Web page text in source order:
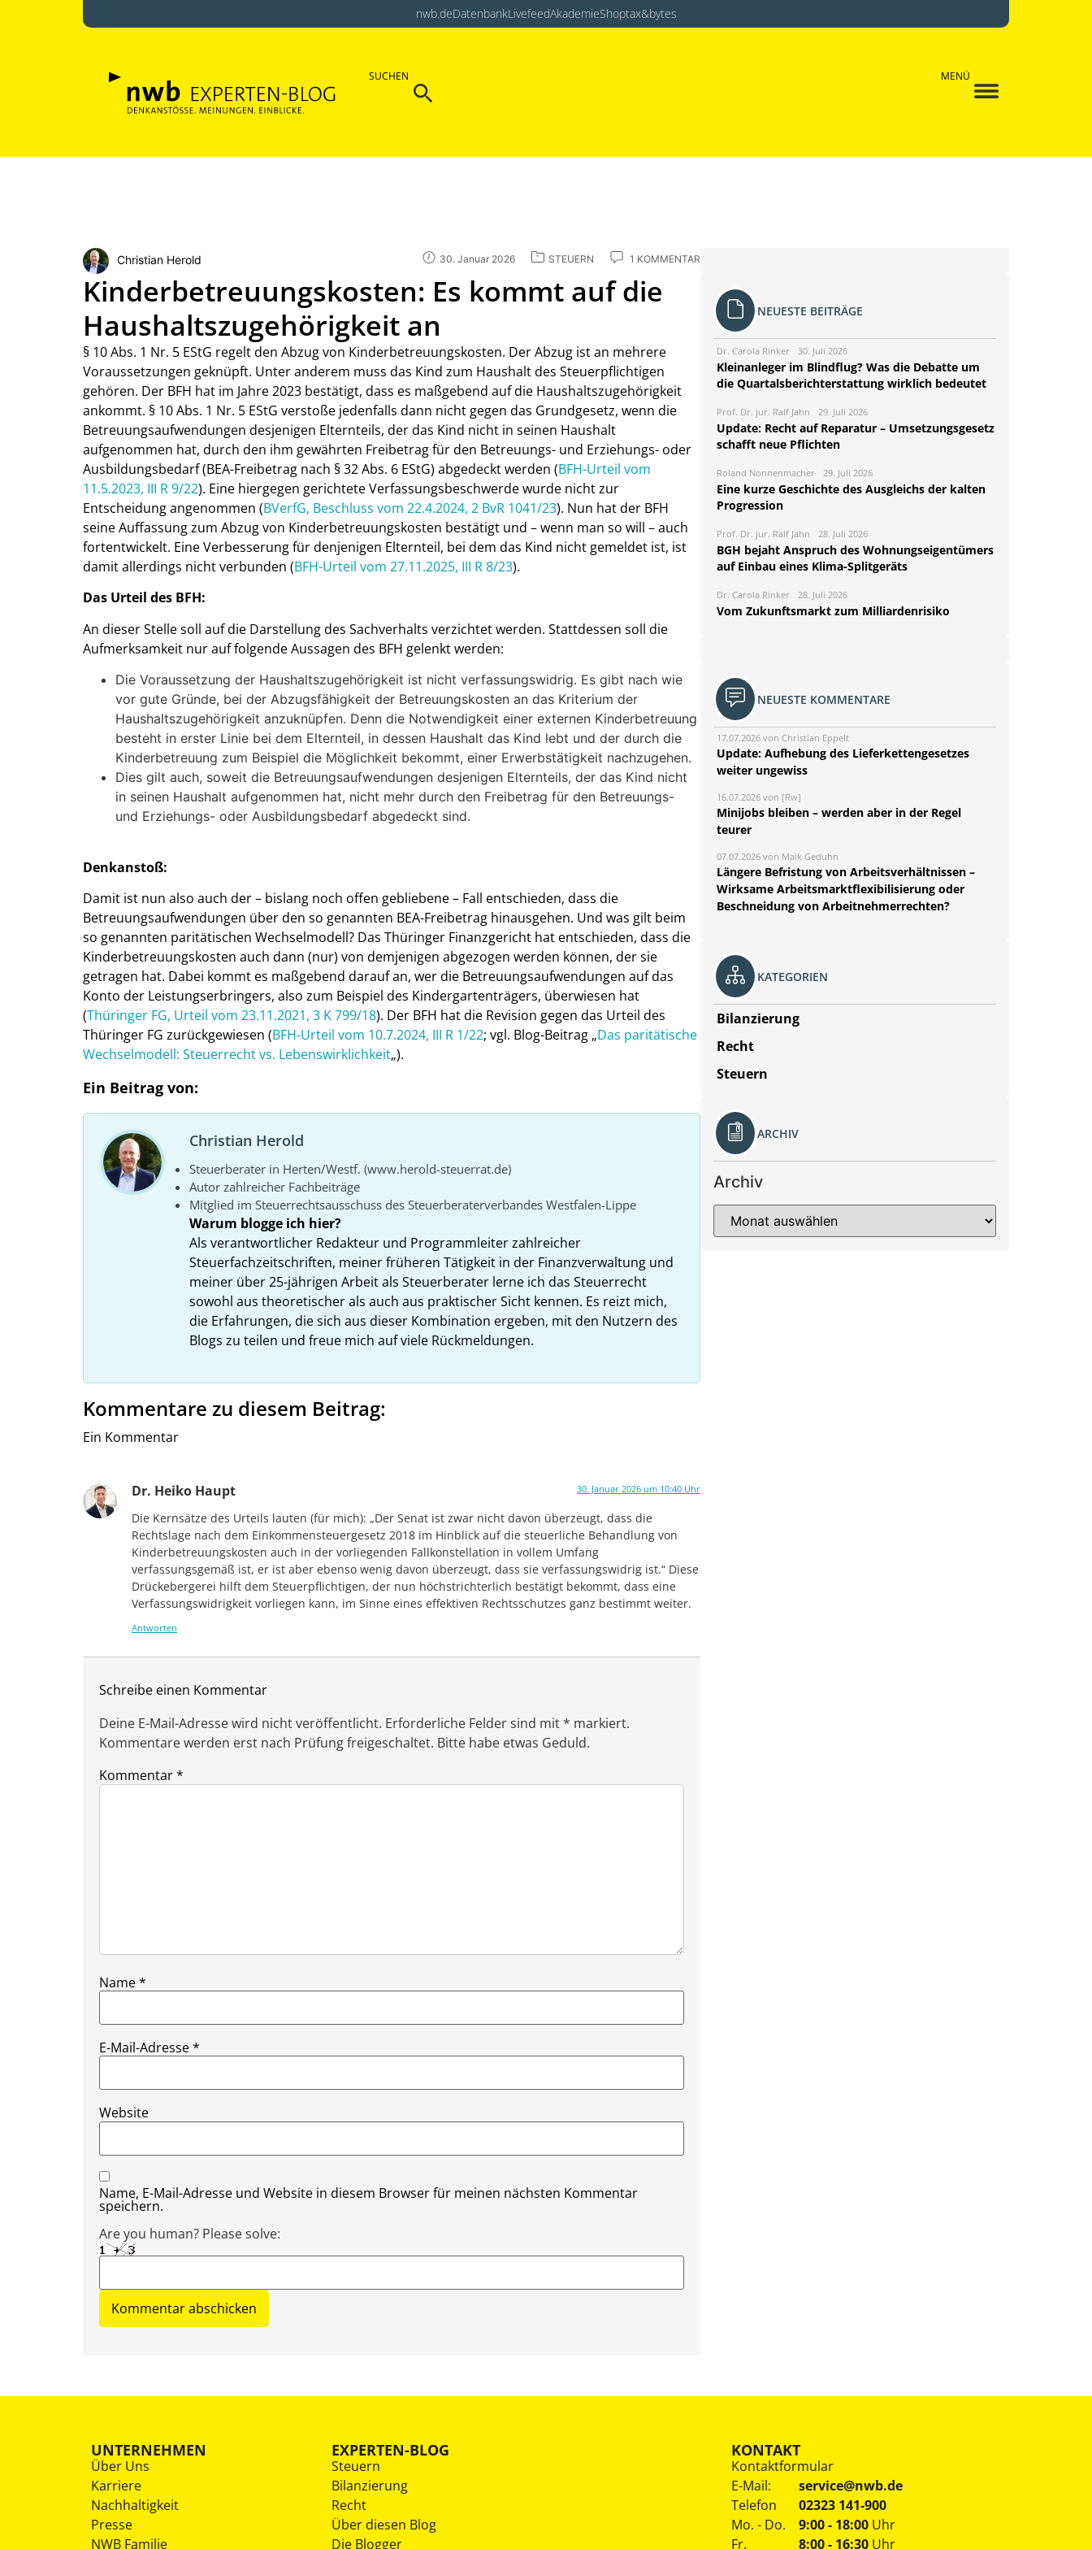
nwb.deDatenbankLivefeedAkademieShoptax&bytes
SUCHEN
Search
MENÜ
Christian Herold 30. Januar 2026 STEUERN 1 KOMMENTAR
Kinderbetreuungskosten: Es kommt auf die
Haushaltszugehörigkeit an
§ 10 Abs. 1 Nr. 5 EStG regelt den Abzug von Kinderbetreuungskosten. Der Abzug ist an mehrere
Voraussetzungen geknüpft. Unter anderem muss das Kind zum Haushalt des Steuerpflichtigen
gehören. Der BFH hat im Jahre 2023 bestätigt, dass es maßgebend auf die Haushaltszugehörigkeit
ankommt. § 10 Abs. 1 Nr. 5 EStG verstoße jedenfalls dann nicht gegen das Grundgesetz, wenn die
Betreuungsaufwendungen desjenigen Elternteils, der das Kind nicht in seinen Haushalt
aufgenommen hat, durch den ihm gewährten Freibetrag für den Betreuungs- und Erziehungs- oder
Ausbildungsbedarf (BEA-Freibetrag nach § 32 Abs. 6 EStG) abgedeckt werden (BFH-Urteil vom
11.5.2023, III R 9/22). Eine hiergegen gerichtete Verfassungsbeschwerde wurde nicht zur
Entscheidung angenommen (BVerfG, Beschluss vom 22.4.2024, 2 BvR 1041/23). Nun hat der BFH
seine Auffassung zum Abzug von Kinderbetreuungskosten bestätigt und – wenn man so will – auch
fortentwickelt. Eine Verbesserung für denjenigen Elternteil, bei dem das Kind nicht gemeldet ist, ist
damit allerdings nicht verbunden (BFH-Urteil vom 27.11.2025, III R 8/23).
Das Urteil des BFH:
An dieser Stelle soll auf die Darstellung des Sachverhalts verzichtet werden. Stattdessen soll die
Aufmerksamkeit nur auf folgende Aussagen des BFH gelenkt werden:
Die Voraussetzung der Haushaltszugehörigkeit ist nicht verfassungswidrig. Es gibt nach wie
vor gute Gründe, bei der Abzugsfähigkeit der Betreuungskosten an das Kriterium der
Haushaltszugehörigkeit anzuknüpfen. Denn die Notwendigkeit einer externen Kinderbetreuung
besteht in erster Linie bei dem Elternteil, in dessen Haushalt das Kind lebt und der durch die
Kinderbetreuung zum Beispiel die Möglichkeit bekommt, einer Erwerbstätigkeit nachzugehen.
Dies gilt auch, soweit die Betreuungsaufwendungen desjenigen Elternteils, der das Kind nicht
in seinen Haushalt aufgenommen hat, nicht mehr durch den Freibetrag für den Betreuungs-
und Erziehungs- oder Ausbildungsbedarf abgedeckt sind.
Denkanstoß:
Damit ist nun also auch der – bislang noch offen gebliebene – Fall entschieden, dass die
Betreuungsaufwendungen über den so genannten BEA-Freibetrag hinausgehen. Und was gilt beim
so genannten paritätischen Wechselmodell? Das Thüringer Finanzgericht hat entschieden, dass die
Kinderbetreuungskosten auch dann (nur) von demjenigen abgezogen werden können, der sie
getragen hat. Dabei kommt es maßgebend darauf an, wer die Betreuungsaufwendungen auf das
Konto der Leistungserbringers, also zum Beispiel des Kindergartenträgers, überwiesen hat
(Thüringer FG, Urteil vom 23.11.2021, 3 K 799/18). Der BFH hat die Revision gegen das Urteil des
Thüringer FG zurückgewiesen (BFH-Urteil vom 10.7.2024, III R 1/22; vgl. Blog-Beitrag „Das paritätische
Wechselmodell: Steuerrecht vs. Lebenswirklichkeit„).
Ein Beitrag von:
Christian Herold
Steuerberater in Herten/Westf. (www.herold-steuerrat.de)
Autor zahlreicher Fachbeiträge
Mitglied im Steuerrechtsausschuss des Steuerberaterverbandes Westfalen-Lippe
Warum blogge ich hier?
Als verantwortlicher Redakteur und Programmleiter zahlreicher
Steuerfachzeitschriften, meiner früheren Tätigkeit in der Finanzverwaltung und
meiner über 25-jährigen Arbeit als Steuerberater lerne ich das Steuerrecht
sowohl aus theoretischer als auch aus praktischer Sicht kennen. Es reizt mich,
die Erfahrungen, die sich aus dieser Kombination ergeben, mit den Nutzern des
Blogs zu teilen und freue mich auf viele Rückmeldungen.
Kommentare zu diesem Beitrag:
Ein Kommentar
Dr. Heiko Haupt 30. Januar 2026 um 10:40 Uhr
Die Kernsätze des Urteils lauten (für mich): „Der Senat ist zwar nicht davon überzeugt, dass die
Rechtslage nach dem Einkommensteuergesetz 2018 im Hinblick auf die steuerliche Behandlung von
Kinderbetreuungskosten auch in der vorliegenden Fallkonstellation in vollem Umfang
verfassungsgemäß ist, er ist aber ebenso wenig davon überzeugt, dass sie verfassungswidrig ist.“ Diese
Drückebergerei hilft dem Steuerpflichtigen, der nun höchstrichterlich bestätigt bekommt, dass eine
Verfassungswidrigkeit vorliegen kann, im Sinne eines effektiven Rechtsschutzes ganz bestimmt weiter.
Antworten
Schreibe einen Kommentar
Deine E-Mail-Adresse wird nicht veröffentlicht. Erforderliche Felder sind mit * markiert.
Kommentare werden erst nach Prüfung freigeschaltet. Bitte habe etwas Geduld.
Kommentar*
Name*
E-Mail-Adresse*
Website
Name, E-Mail-Adresse und Website in diesem Browser für meinen nächsten Kommentar
speichern.
Are you human? Please solve:
NEUESTE BEITRÄGE
Dr. Carola Rinker 30. Juli 2026
Kleinanleger im Blindflug? Was die Debatte um
die Quartalsberichterstattung wirklich bedeutet
Prof. Dr. jur. Ralf Jahn 29. Juli 2026
Update: Recht auf Reparatur – Umsetzungsgesetz
schafft neue Pflichten
Roland Nonnenmacher 29. Juli 2026
Eine kurze Geschichte des Ausgleichs der kalten
Progression
Prof. Dr. jur. Ralf Jahn 28. Juli 2026
BGH bejaht Anspruch des Wohnungseigentümers
auf Einbau eines Klima-Splitgeräts
Dr. Carola Rinker 28. Juli 2026
Vom Zukunftsmarkt zum Milliardenrisiko
NEUESTE KOMMENTARE
17.07.2026 von Christian Eppelt
Update: Aufhebung des Lieferkettengesetzes
weiter ungewiss
16.07.2026 von [Rw]
Minijobs bleiben – werden aber in der Regel
teurer
07.07.2026 von Maik Geduhn
Längere Befristung von Arbeitsverhältnissen –
Wirksame Arbeitsmarktflexibilisierung oder
Beschneidung von Arbeitnehmerrechten?
KATEGORIEN
Bilanzierung
Recht
Steuern
ARCHIV
Archiv
UNTERNEHMEN
Über Uns
Karriere
Nachhaltigkeit
Presse
NWB Familie
EXPERTEN-BLOG
Steuern
Bilanzierung
Recht
Über diesen Blog
Die Blogger
KONTAKT
Kontaktformular
E-Mail:
service@nwb.de
Telefon
02323 141-900
Mo. - Do.
Fr.
9:00 - 18:00 Uhr
8:00 - 16:30 Uhr